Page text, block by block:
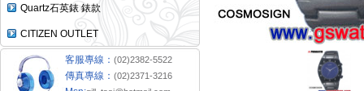
Quartz石英錶 錶款
CITIZEN OUTLET
客服專線： (02)2382-5522
傳真專線： (02)2371-3216